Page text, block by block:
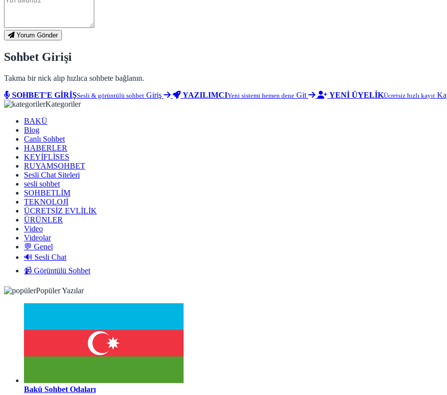
Yorum Gönder
Sohbet Girişi
Takma bir nick alıp hızlıca sohbete bağlanın.
SOHBET'E GİRİŞSesli & görüntülü sohbet Giriş YAZILIMCIYeni sistemi hemen dene Git YENİ ÜYELİKÜcretsiz hızlı kayıt
Kategoriler
BAKÜ
Blog
Canlı Sohbet
HABERLER
KEYİFLİSES
RUYAMSOHBET
Sesli Chat Siteleri
sesli sohbet
SOHBETLİM
TEKNOLOJİ
ÜCRETSİZ EVLİLİK
ÜRÜNLER
Video
Videolar
💬 Genel
🔊 Sesli Chat
📹 Görüntülü Sohbet
Popüler Yazılar
Bakü Sohbet Odaları